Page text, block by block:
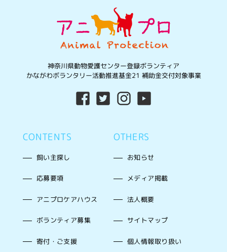
CONTENTS
飼い主探し
応募要項
アニプロケアハウス
ボランティア募集
寄付・ご支援
神奈川県動物愛護センター登録ボランティア
かながわボランタリー活動推進基金21 補助金交付対象事業
OTHERS
お知らせ
メディア掲載
法人概要
サイトマップ
個人情報取り扱い